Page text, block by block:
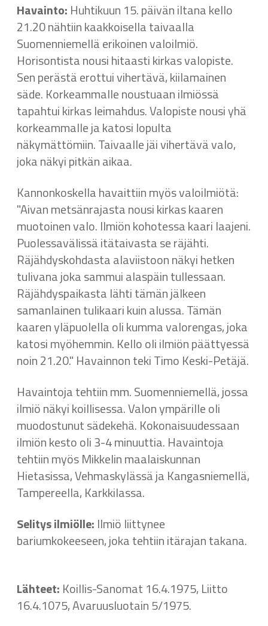
Havainto: Huhtikuun 15. päivän iltana kello
21.20 nähtiin kaakkoisella taivaalla
Suomenniemellä erikoinen valoilmiö.
Horisontista nousi hitaasti kirkas valopiste.
Sen perästä erottui vihertävä, kiilamainen
säde. Korkeammalle noustuaan ilmiössä
tapahtui kirkas leimahdus. Valopiste nousi yhä
korkeammalle ja katosi lopulta
näkymättömiin. Taivaalle jäi vihertävä valo,
joka näkyi pitkän aikaa.
Kannonkoskella havaittiin myös valoilmiötä:
"Aivan metsänrajasta nousi kirkas kaaren
muotoinen valo. Ilmiön kohotessa kaari laajeni.
Puolessavälissä itätaivasta se räjähti.
Räjähdyskohdasta alaviistoon näkyi hetken
tulivana joka sammui alaspäin tullessaan.
Räjähdyspaikasta lähti tämän jälkeen
samanlainen tulikaari kuin alussa. Tämän
kaaren yläpuolella oli kumma valorengas, joka
katosi myöhemmin. Kello oli ilmiön päättyessä
noin 21.20." Havainnon teki Timo Keski-Petäjä.
Havaintoja tehtiin mm. Suomenniemellä, jossa
ilmiö näkyi koillisessa. Valon ympärille oli
muodostunut sädekehä. Kokonaisuudessaan
ilmiön kesto oli 3-4 minuuttia. Havaintoja
tehtiin myös Mikkelin maalaiskunnan
Hietasissa, Vehmaskylässä ja Kangasniemellä,
Tampereella, Karkkilassa.
Selitys ilmiölle: Ilmiö liittynee
bariumkokeeseen, joka tehtiin itärajan takana.
Lähteet: Koillis-Sanomat 16.4.1975, Liitto
16.4.1075, Avaruusluotain 5/1975.